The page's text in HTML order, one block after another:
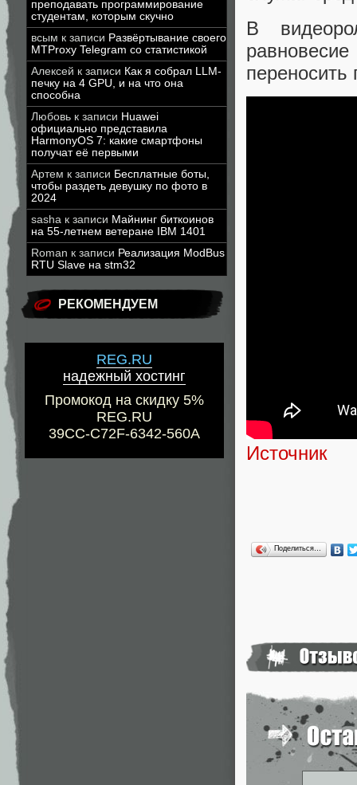
преподавать программирование
студентам, которым скучно
всым к записи Развёртывание своего
MTProxy Telegram со статистикой
Алексей к записи Как я собрал LLM-
печку на 4 GPU, и на что она
способна
Любовь к записи Huawei
официально представила
HarmonyOS 7: какие смартфоны
получат её первыми
Артем к записи Бесплатные боты,
чтобы раздеть девушку по фото в
2024
sasha к записи Майнинг биткоинов
на 55-летнем ветеране IBM 1401
Roman к записи Реализация ModBus
RTU Slave на stm32
РЕКОМЕНДУЕМ
REG.RU
надежный хостинг
Промокод на скидку 5%
REG.RU
39CC-C72F-6342-560A
В
Источник
Поделиться…